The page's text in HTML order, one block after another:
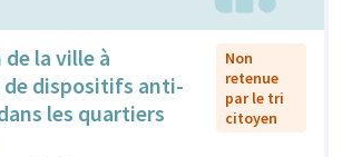
la ville à
dispositifs anti-
les quartiers
Non
retenue
par le tri
citoyen